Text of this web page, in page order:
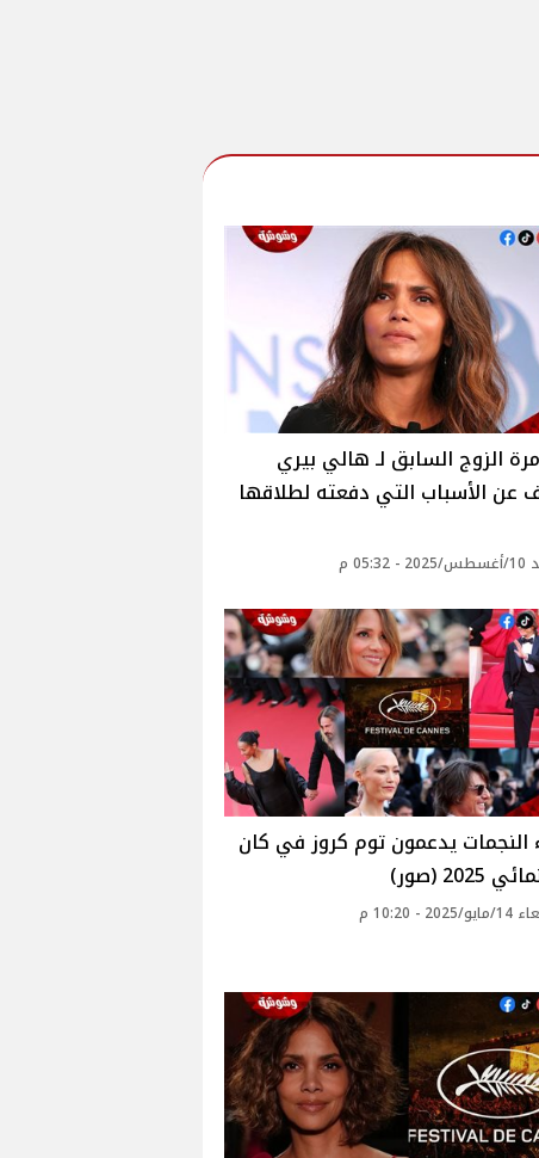
الزوج السابق لـ هالي بيري
الأسباب التي دفعته لطلاقها
م
النجمات يدعمون توم كروز في كان
(صور)
- 10:20 م